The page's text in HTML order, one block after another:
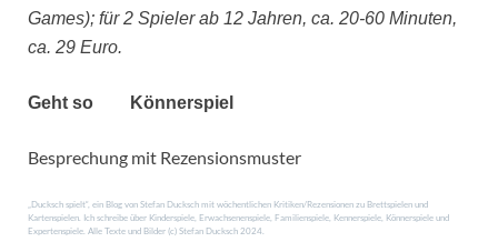
Games); für 2 Spieler ab 12 Jahren, ca. 20-60 Minuten,
ca. 29 Euro.
Geht so Könnerspiel
Besprechung mit Rezensionsmuster
„Ducksch spielt“, ein Blog von Stefan Ducksch mit wöchentlichen Kritiken/Rezensionen zu Brettspielen und
Kartenspielen. Ich schreibe über Kinderspiele, Erwachsenenspiele, Familienspiele, Kennerspiele, Könnerspiele und
Expertenspiele. Alle Texte und Bilder (c) Stefan Ducksch 2024.